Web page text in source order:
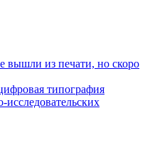
вышли из печати, но скоро
типография